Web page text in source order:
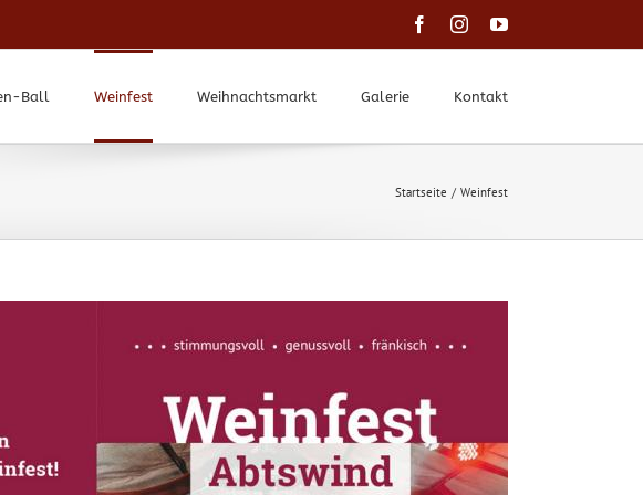
FacebookInstagramYouTube
Ball Weinfest Weihnachtsmarkt Galerie Kontakt
Startseite Weinfest